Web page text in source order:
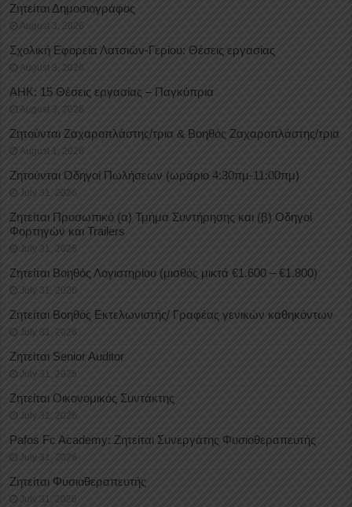
Ζητείται Δημοσιογράφος
August 3, 2026
Σχολική Εφορεία Λατσιών-Γερίου: Θέσεις εργασίας
August 3, 2026
ΑΗΚ: 15 Θέσεις εργασίας – Παγκύπρια
August 3, 2026
Ζητούνται Ζαχαροπλάστης/τρια & Βοηθός Ζαχαροπλάστης/τρια
August 1, 2026
Ζητούνται Οδηγοί Πωλήσεων (ωράριο 4:30πμ-11:00πμ)
July 31, 2026
Ζητείται Προσωπικό (α) Τμήμα Συντήρησης και (β) Οδηγοί
Φορτηγών και Trailers
July 31, 2026
Ζητείται Βοηθός Λογιστηρίου (μισθός μικτά €1.600 – €1.800)
July 31, 2026
Ζητείται Βοηθός Εκτελωνιστής/ Γραφέας γενικών καθηκόντων
July 31, 2026
Ζητείται Senior Auditor
July 31, 2026
Ζητείται Οικονομικός Συντάκτης
July 31, 2026
Pafos Fc Academy: Ζητείται Συνεργάτης Φυσιοθεραπευτής
July 31, 2026
Ζητείται Φυσιοθεραπευτής
July 31, 2026